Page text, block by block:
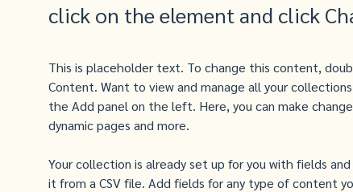
click on the element and click
This is placeholder text. To change this content,
Content. Want to view and manage all your
the Add panel on the left. Here, you can make
dynamic pages and more.
Your collection is already set up for you with fields
it from a CSV file. Add fields for any type of content